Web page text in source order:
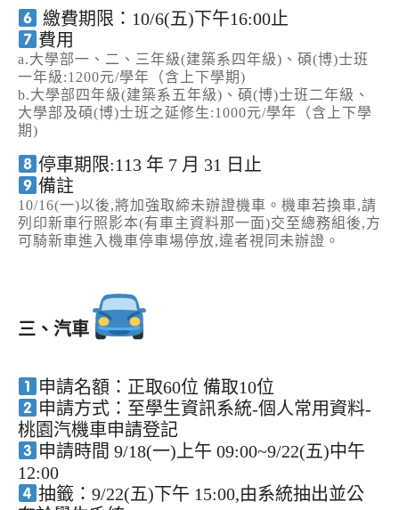
繳費期限：10/6(五)下午16:00止
費用
a.大學部一、二、三年級(建築系四年級)、碩(博)士班
一年級:1200元/學年（含上下學期)
b.大學部四年級(建築系五年級)、碩(博)士班二年級、
大學部及碩(博)士班之延修生:1000元/學年（含上下學
期)
停車期限:113 年 7 月 31 日止
備註
10/16(一)以後,將加強取締未辦證機車。機車若換車,請
列印新車行照影本(有車主資料那一面)交至總務組後,方
可騎新車進入機車停車場停放,違者視同未辦證。
三、汽車
申請名額：正取60位 備取10位
申請方式：至學生資訊系統-個人常用資料-
桃園汽機車申請登記
申請時間 9/18(一)上午 09:00~9/22(五)中午
12:00
抽籤：9/22(五)下午 15:00,由系統抽出並公